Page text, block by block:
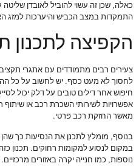
כאלה, שכן זה עשוי להוביל לאובדן
התמקדות במצב הכביש והיערכות למזג
הקפיצה לתכנון
צעירים רבים מתמודדים עם אתגרי תקציב
לחסוך לא מעט כסף. יש לחשוב על כל
חיפוש אחר דילים טובים על דלק יכול
אפשרויות לשירותי השכרת רכב או שיתוף
מאשר החזקת רכב פרטי.
בנוסף, מומלץ לתכנן את הנסיעות כך
במקום לנסוע למקומות רחוקים. תכנון
נוספות, כמו חנייה יקרה באזורים